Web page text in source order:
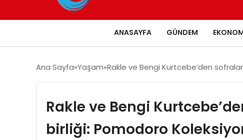
ANASAYFA GÜNDEM
Ana Sayfa Yaşam Rakle ve Bengi Kurtcebe’den
Rakle ve Bengi
birliği: Pomodoro